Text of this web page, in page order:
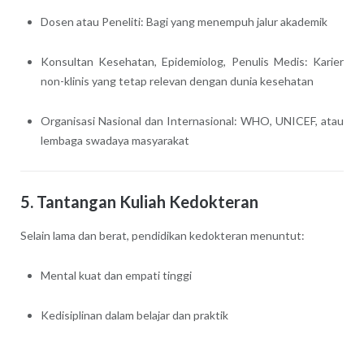
Dosen atau Peneliti: Bagi yang menempuh jalur akademik
Konsultan Kesehatan, Epidemiolog, Penulis Medis: Karier
non-klinis yang tetap relevan dengan dunia kesehatan
Organisasi Nasional dan Internasional: WHO, UNICEF, atau
lembaga swadaya masyarakat
5. Tantangan Kuliah Kedokteran
Selain lama dan berat, pendidikan kedokteran menuntut:
Mental kuat dan empati tinggi
Kedisiplinan dalam belajar dan praktik